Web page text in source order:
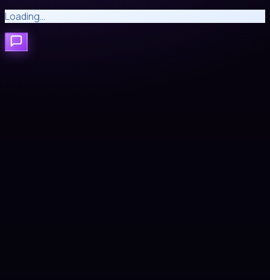
Loading…